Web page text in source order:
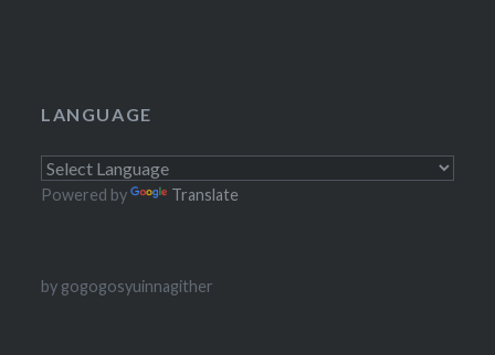
LANGUAGE
Powered by Translate
by gogogosyuinnagither